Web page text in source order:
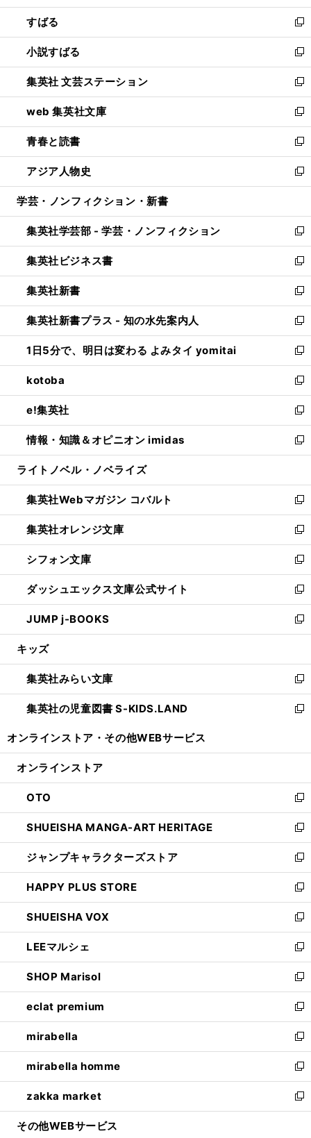
開
く
ウ
で
開
く
ン
ド
ウ
で
開
く
すばる
新
し
い
ウ
ィ
ン
ド
ウ
で
開
く
小説すばる
新
し
い
ウ
ィ
ン
ド
ウ
で
開
集英社 文芸ステーション
新
し
い
ウ
ィ
ン
ド
ウ
開
く
web 集英社文庫
新
し
い
ウ
ィ
ン
ウ
で
開
く
青春と読書
新
し
い
ウ
ン
ド
ウ
で
開
く
アジア人物史
新
し
ウ
ィ
ン
ド
ウ
で
開
く
学芸・ノンフィクション・新書
集英社学芸部 - 学芸・ノンフィクション
新
し
い
ウ
ィ
ン
ド
ウ
で
開
く
集英社ビジネス書
新
し
い
ウ
ィ
ン
ド
ウ
で
開
く
集英社新書
新
し
い
ウ
ィ
ン
ド
ウ
で
開
く
集英社新書プラス - 知の水先案内人
新
し
い
ウ
ィ
ン
ド
ウ
で
開
1日5分で、明日は変わる よみタイ yomitai
新
し
い
ウ
ィ
ン
ド
ウ
開
く
kotoba
新
し
い
ウ
ィ
ン
ウ
で
開
く
e!集英社
新
し
い
ウ
ン
ド
ウ
で
開
く
情報・知識＆オピニオン imidas
新
し
ウ
ィ
ン
ド
ウ
で
開
く
ライトノベル・ノベライズ
集英社Webマガジン コバルト
新
し
い
ウ
ィ
ン
ド
ウ
で
開
集英社オレンジ文庫
新
し
い
ウ
ィ
ン
ド
ウ
開
く
シフォン文庫
新
し
い
ウ
ィ
ン
ウ
で
開
く
ダッシュエックス文庫公式サイト
新
し
い
ウ
ン
ド
ウ
で
JUMP j-BOOKS
新
し
ウ
ィ
ン
ド
開
キッズ
集英社みらい文庫
新
し
い
ン
ウ
で
開
く
集英社の児童図書 S-KIDS.LAND
新
ウ
ン
ド
ウ
で
開
く
オンラインストア・ その他WEBサービス
オンラインストア
OTO
新
し
い
ウ
ィ
ン
ド
ウ
で
開
く
SHUEISHA MANGA-ART HERITAGE
新
し
い
ウ
ィ
ン
ド
ウ
で
開
く
ジャンプキャラクターズストア
新
し
い
ウ
ィ
ン
ド
ウ
で
開
く
HAPPY PLUS STORE
新
し
い
ウ
ィ
ン
ド
ウ
で
開
く
SHUEISHA VOX
新
し
い
ウ
ィ
ン
ド
ウ
で
開
く
LEEマルシェ
新
し
い
ウ
ィ
ン
ド
ウ
で
開
く
SHOP Marisol
新
し
い
ウ
ィ
ン
ド
ウ
で
開
eclat premium
新
し
い
ウ
ィ
ン
ド
ウ
mirabella
新
し
い
ウ
ィ
ン
mirabella homme
新
し
い
ウ
zakka market
新
し
その他WEBサービス